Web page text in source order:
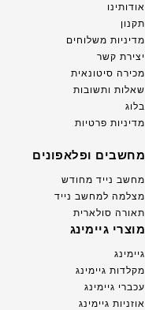
אודותינו
תקנון
מדיניות משלוחים
יצירת קשר
מכירה סיטונאית
שאלות ותשובות
בלוג
מדיניות פרטיות
מחשבים ופלאפונים
מחשב נייד מחודש
מצלמה למחשב נייד
תאורה סולארית
מוצרי גיימינג
גיימינג
מקלדות גיימינג
עכברי גיימינג
אוזניות גיימינג